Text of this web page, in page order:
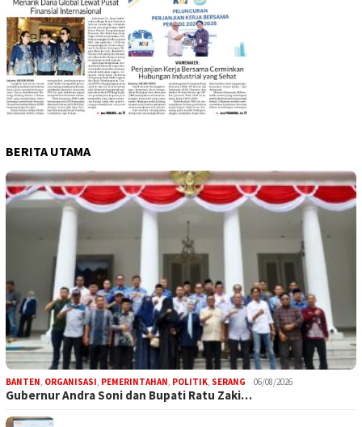
BERITA UTAMA
BANTEN, ORGANISASI, PEMERINTAHAN, POLITIK, SERANG 06/08/2026
Gubernur Andra Soni dan Bupati Ratu Zaki…